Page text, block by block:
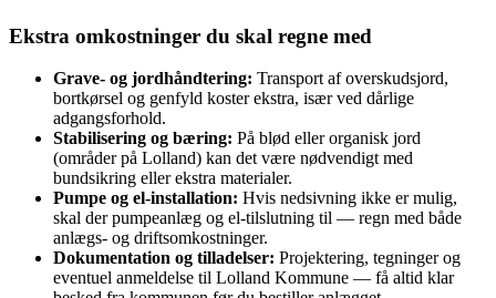
Ekstra omkostninger du skal regne med
Grave- og jordhåndtering: Transport af overskudsjord,
bortkørsel og genfyld koster ekstra, især ved dårlige
adgangsforhold.
Stabilisering og bæring: På blød eller organisk jord
(områder på Lolland) kan det være nødvendigt med
bundsikring eller ekstra materialer.
Pumpe og el-installation: Hvis nedsivning ikke er mulig,
skal der pumpeanlæg og el‑tilslutning til — regn med både
anlægs- og driftsomkostninger.
Dokumentation og tilladelser: Projektering, tegninger og
eventuel anmeldelse til Lolland Kommune — få altid klar